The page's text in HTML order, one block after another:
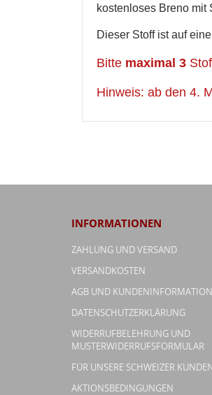
kostenloses Breno mit
Dieser Stoff ist auf
Bitte maximal 3
Hinweis: ab den 4.
INFORMATIONEN
ZAHLUNG UND VERSAND
VERSANDKOSTEN
AGB UND
DATENSCHUTZERKLÄRUNG
WIDERRUFBELEHRUNG UND
MUSTERWIDERRUFSFORMULAR
FÜR UNSERE SCHWEIZER
AKTIONSBEDINGUNGEN